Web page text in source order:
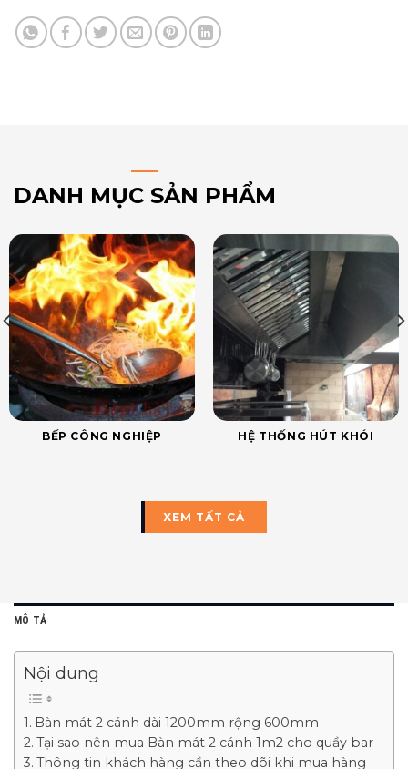
DANH MỤC SẢN PHẨM
BẾP CÔNG NGHIỆP HỆ THỐNG HÚT KHÓI
XEM TẤT CẢ
MÔ TẢ
Nội dung
Bàn mát 2 cánh dài 1200mm rộng 600mm
Tại sao nên mua Bàn mát 2 cánh 1m2 cho quầy bar
Thông tin khách hàng cần theo dõi khi mua hàng